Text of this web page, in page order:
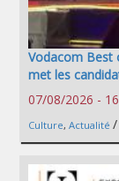
Vodacom Best
met les
07/08/2026 -
Culture, Actualité /